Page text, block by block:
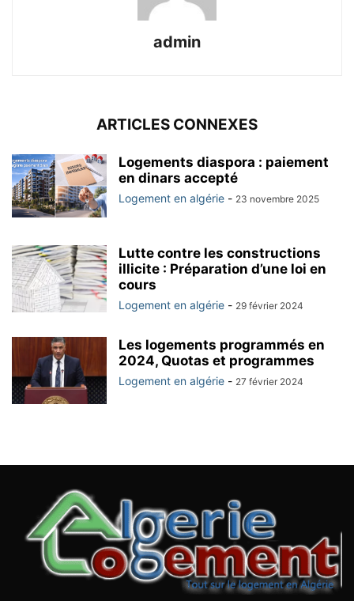
admin
ARTICLES CONNEXES
Logements diaspora : paiement
en dinars accepté
Logement en algérie - 23 novembre 2025
Lutte contre les constructions
illicite : Préparation d’une loi en
cours
Logement en algérie - 29 février 2024
Les logements programmés en
2024, Quotas et programmes
Logement en algérie - 27 février 2024